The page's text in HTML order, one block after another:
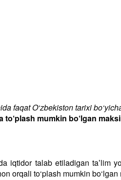
faqat O‘zbekiston tarixi
mumkin bo‘lgan
iqtidor talab etiladigan taʼlim
orqali to‘plash mumkin